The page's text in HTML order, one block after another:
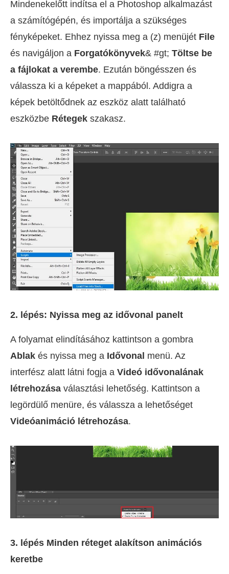
Mindenekelőtt indítsa el a Photoshop alkalmazást
a számítógépén, és importálja a szükséges
fényképeket. Ehhez nyissa meg a (z) menüjét File
és navigáljon a Forgatókönyvek& #gt; Töltse be
a fájlokat a verembe. Ezután böngésszen és
válassza ki a képeket a mappából. Addigra a
képek betöltődnek az eszköz alatt található
eszközbe Rétegek szakasz.
2. lépés: Nyissa meg az idővonal panelt
A folyamat elindításához kattintson a gombra
Ablak és nyissa meg a Idővonal menü. Az
interfész alatt látni fogja a Videó idővonalának
létrehozása választási lehetőség. Kattintson a
legördülő menüre, és válassza a lehetőséget
Videóanimáció létrehozása.
3. lépés Minden réteget alakítson animációs
keretbe